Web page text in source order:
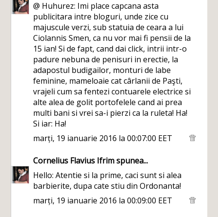
@ Huhurez: Imi place capcana asta
publicitara intre bloguri, unde zice cu
majuscule verzi, sub statuia de ceara a lui
Ciolannis Smen, ca nu vor mai fi pensii de la
15 ian! Si de fapt, cand dai click, intrii intr-o
padure nebuna de penisuri in erectie, la
adapostul budigailor, monturi de labe
feminine, mameloaie cat cârlanii de Paşti,
vrajeli cum sa fentezi contuarele electrice si
alte alea de golit portofelele cand ai prea
multi bani si vrei sa-i pierzi ca la ruleta! Ha!
Si iar: Ha!
marți, 19 ianuarie 2016 la 00:07:00 EET
Cornelius Flavius Ifrimspunea...
Hello: Atentie si la prime, caci sunt si alea
barbierite, dupa cate stiu din Ordonanta!
marți, 19 ianuarie 2016 la 00:09:00 EET